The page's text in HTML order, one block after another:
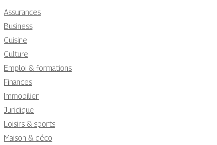
Assurances
Business
Cuisine
Culture
Emploi & formations
Finances
Immobilier
Juridique
Loisirs & sports
Maison & déco